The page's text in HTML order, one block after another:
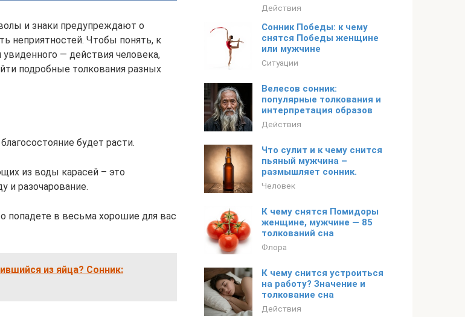
и знаки предупреждают о
неприятностей. Чтобы понять, к
— действия человека,
подробные толкования разных
будет расти.
из воды карасей – это
и разочарование.
попадете в весьма хорошие для вас
из яйца? Сонник:
Действия
Сонник Победы: к чему
снятся Победы женщине
или мужчине
Ситуации
Велесов сонник:
популярные толкования и
интерпретация образов
Действия
Что сулит и к чему снится
пьяный мужчина –
размышляет сонник.
Человек
К чему снятся Помидоры
женщине, мужчине — 85
толкований сна
Флора
К чему снится устроиться
на работу? Значение и
толкование сна
Действия